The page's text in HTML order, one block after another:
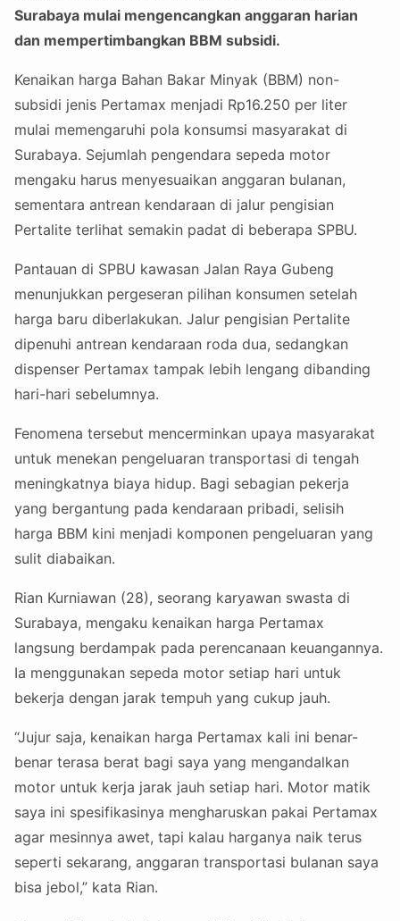
Surabaya mulai mengencangkan anggaran harian
dan mempertimbangkan BBM subsidi.
Kenaikan harga Bahan Bakar Minyak (BBM) non-
subsidi jenis Pertamax menjadi Rp16.250 per liter
mulai memengaruhi pola konsumsi masyarakat di
Surabaya. Sejumlah pengendara sepeda motor
mengaku harus menyesuaikan anggaran bulanan,
sementara antrean kendaraan di jalur pengisian
Pertalite terlihat semakin padat di beberapa SPBU.
Pantauan di SPBU kawasan Jalan Raya Gubeng
menunjukkan pergeseran pilihan konsumen setelah
harga baru diberlakukan. Jalur pengisian Pertalite
dipenuhi antrean kendaraan roda dua, sedangkan
dispenser Pertamax tampak lebih lengang dibanding
hari-hari sebelumnya.
Fenomena tersebut mencerminkan upaya masyarakat
untuk menekan pengeluaran transportasi di tengah
meningkatnya biaya hidup. Bagi sebagian pekerja
yang bergantung pada kendaraan pribadi, selisih
harga BBM kini menjadi komponen pengeluaran yang
sulit diabaikan.
Rian Kurniawan (28), seorang karyawan swasta di
Surabaya, mengaku kenaikan harga Pertamax
langsung berdampak pada perencanaan keuangannya.
Ia menggunakan sepeda motor setiap hari untuk
bekerja dengan jarak tempuh yang cukup jauh.
“Jujur saja, kenaikan harga Pertamax kali ini benar-
benar terasa berat bagi saya yang mengandalkan
motor untuk kerja jarak jauh setiap hari. Motor matik
saya ini spesifikasinya mengharuskan pakai Pertamax
agar mesinnya awet, tapi kalau harganya naik terus
seperti sekarang, anggaran transportasi bulanan saya
bisa jebol,” kata Rian.